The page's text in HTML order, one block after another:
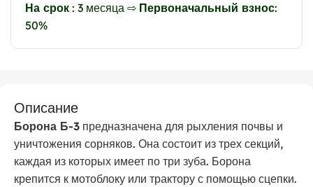
На срок : 3 месяца ⇨ Первоначальный взнос:
50%
Описание
Борона Б-3 предназначена для рыхления почвы и
уничтожения сорняков. Она состоит из трех секций,
каждая из которых имеет по три зуба. Борона
крепится к мотоблоку или трактору с помощью сцепки.